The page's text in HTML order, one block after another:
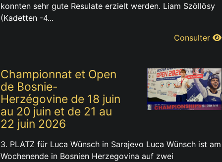
konnten sehr gute Resulate erzielt werden. Liam Szöllösy
(Kadetten -4...
Consulter
Championnat et Open
de Bosnie-
Herzégovine de 18 juin
au 20 juin et de 21 au
22 juin 2026
3. PLATZ für Luca Wünsch in Sarajevo Luca Wünsch ist am
Wochenende in Bosnien Herzegovina auf zwei